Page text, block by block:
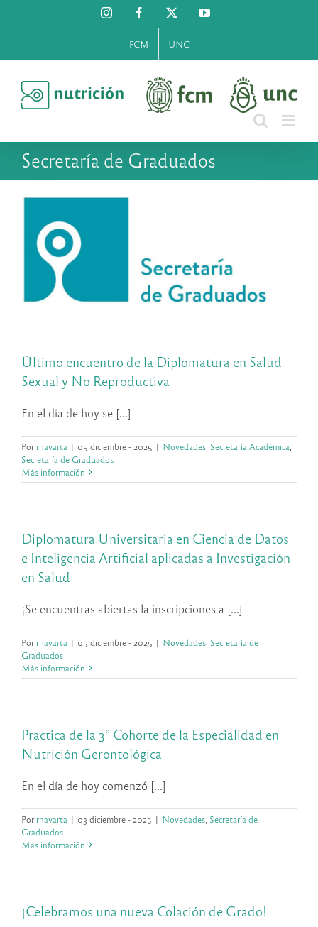
al
InstagramFacebook YouTube
FCM UNC
Secretaría de Graduados
Último encuentro de la Diplomatura en Salud
Sexual y No Reproductiva
En el día de hoy se [...]
Porrnavarta | 05 diciembre - 2025 | Novedades Secretaría Académica
Secretaría de Graduados
Más información
Diplomatura Universitaria en Ciencia de Datos
e Inteligencia Artificial aplicadas a Investigación
en Salud
¡Se encuentras abiertas la inscripciones a [...]
Porrnavarta | 05 diciembre - 2025 | Novedades Secretaría de
Graduados
Más información
Practica de la 3° Cohorte de la Especialidad en
Nutrición Gerontológica
En el día de hoy comenzó [...]
Porrnavarta | 03 diciembre - 2025 | Novedades Secretaría de
Graduados
Más información
¡Celebramos una nueva Colación de Grado!